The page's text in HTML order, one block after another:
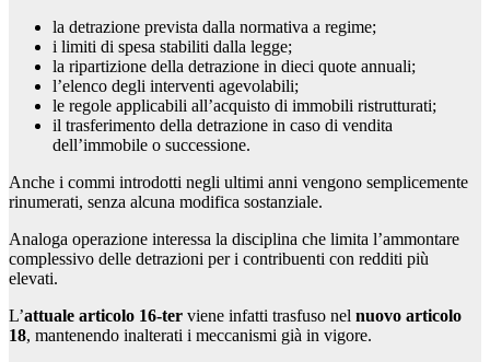
la detrazione prevista dalla normativa a regime;
i limiti di spesa stabiliti dalla legge;
la ripartizione della detrazione in dieci quote annuali;
l’elenco degli interventi agevolabili;
le regole applicabili all’acquisto di immobili ristrutturati;
il trasferimento della detrazione in caso di vendita
dell’immobile o successione.
Anche i commi introdotti negli ultimi anni vengono semplicemente
rinumerati, senza alcuna modifica sostanziale.
Analoga operazione interessa la disciplina che limita l’ammontare
complessivo delle detrazioni per i contribuenti con redditi più
elevati.
L’attuale articolo 16-ter viene infatti trasfuso nel nuovo articolo
18, mantenendo inalterati i meccanismi già in vigore.